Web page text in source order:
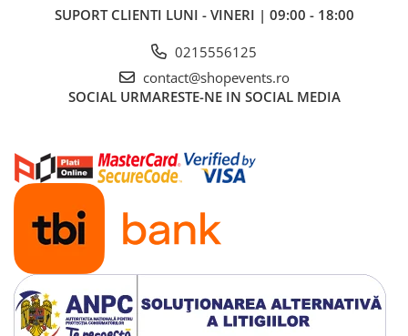
SUPORT CLIENTI LUNI - VINERI | 09:00 - 18:00
0215556125
contact@shopevents.ro
SOCIAL URMARESTE-NE IN SOCIAL MEDIA